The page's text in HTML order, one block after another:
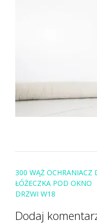
Post
navigation
300 WĄŻ OCHRANIACZ
ŁÓŻECZKA POD OKNO
DRZWI W18
Dodaj